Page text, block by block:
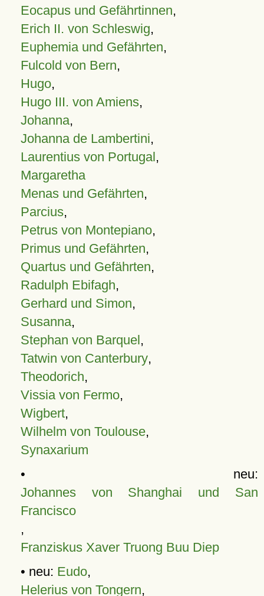
Eocapus und Gefährtinnen,
Erich II. von Schleswig,
Euphemia und Gefährten,
Fulcold von Bern,
Hugo,
Hugo III. von Amiens,
Johanna,
Johanna de Lambertini,
Laurentius von Portugal,
Margaretha
Menas und Gefährten,
Parcius,
Petrus von Montepiano,
Primus und Gefährten,
Quartus und Gefährten,
Radulph Ebifagh,
Gerhard und Simon,
Susanna,
Stephan von Barquel,
Tatwin von Canterbury,
Theodorich,
Vissia von Fermo,
Wigbert,
Wilhelm von Toulouse,
Synaxarium
• neu:
Johannes von Shanghai und San
Francisco
,
Franziskus Xaver Truong Buu Diep
• neu: Eudo,
Helerius von Tongern,